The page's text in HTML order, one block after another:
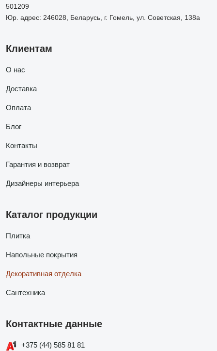
501209
Юр. адрес: 246028, Беларусь, г. Гомель, ул. Советская, 138а
Клиентам
О нас
Доставка
Оплата
Блог
Контакты
Гарантия и возврат
Дизайнеры интерьера
Каталог продукции
Плитка
Напольные покрытия
Декоративная отделка
Сантехника
Контактные данные
+375 (44) 585 81 81